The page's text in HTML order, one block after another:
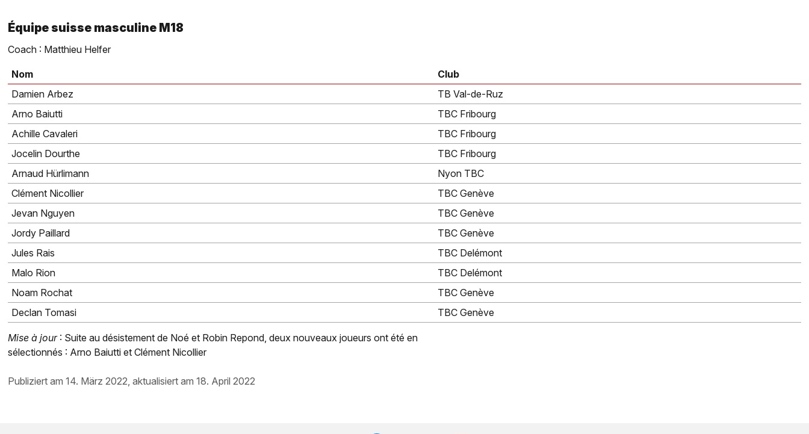
Équipe suisse masculine M18
Coach : Matthieu Helfer
Nom
Club
Damien Arbez
TB Val-de-Ruz
Arno Baiutti
TBC Fribourg
Achille Cavaleri
TBC Fribourg
Jocelin Dourthe
TBC Fribourg
Arnaud Hürlimann
Nyon TBC
Clément Nicollier
TBC Genève
Jevan Nguyen
TBC Genève
Jordy Paillard
TBC Genève
Jules Rais
TBC Delémont
Malo Rion
TBC Delémont
Noam Rochat
TBC Genève
Declan Tomasi
TBC Genève
Mise à jour: Suite au désistement de Noé et Robin Repond, deux nouveaux joueurs ont été en
sélectionnés : Arno Baiutti et Clément Nicollier
publiziert am 14. März 2022, aktualisiert am 18. April 2022